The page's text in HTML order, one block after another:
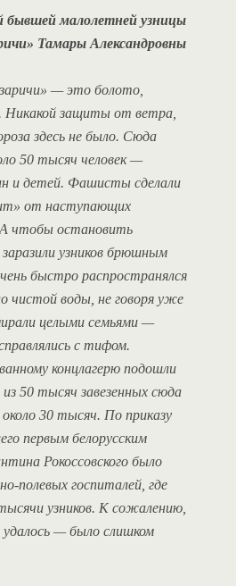
бывшей малолетней узницы
Тамары Александровны
— это болото,
Никакой защиты от ветра,
здесь не было. Сюда
50 тысяч человек —
и детей. Фашисты сделали
от наступающих
А чтобы остановить
узников брюшным
быстро распространялся
чистой воды, не говоря уже
целыми семьями —
с тифом.
концлагерю подошли
50 тысяч завезенных сюда
около 30 тысяч. По приказу
первым белорусским
Рокоссовского было
полевых госпиталей, где
узников. К сожалению,
удалось — было слишком